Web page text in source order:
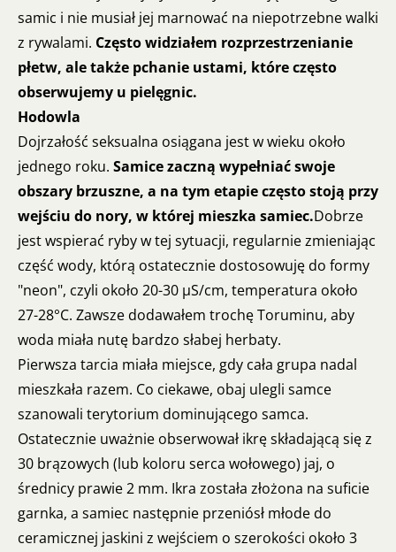
samic i nie musiał jej marnować na niepotrzebne walki
z rywalami. Często widziałem rozprzestrzenianie
płetw, ale także pchanie ustami, które często
obserwujemy u pielęgnic.
Hodowla
Dojrzałość seksualna osiągana jest w wieku około
jednego roku. Samice zaczną wypełniać swoje
obszary brzuszne, a na tym etapie często stoją przy
wejściu do nory, w której mieszka samiec.Dobrze
jest wspierać ryby w tej sytuacji, regularnie zmieniając
część wody, którą ostatecznie dostosowuję do formy
"neon", czyli około 20-30 µS/cm, temperatura około
27-28°C. Zawsze dodawałem trochę Toruminu, aby
woda miała nutę bardzo słabej herbaty.
Pierwsza tarcia miała miejsce, gdy cała grupa nadal
mieszkała razem. Co ciekawe, obaj ulegli samce
szanowali terytorium dominującego samca.
Ostatecznie uważnie obserwował ikrę składającą się z
30 brązowych (lub koloru serca wołowego) jaj, o
średnicy prawie 2 mm. Ikra została złożona na suficie
garnka, a samiec następnie przeniósł młode do
ceramicznej jaskini z wejściem o szerokości około 3